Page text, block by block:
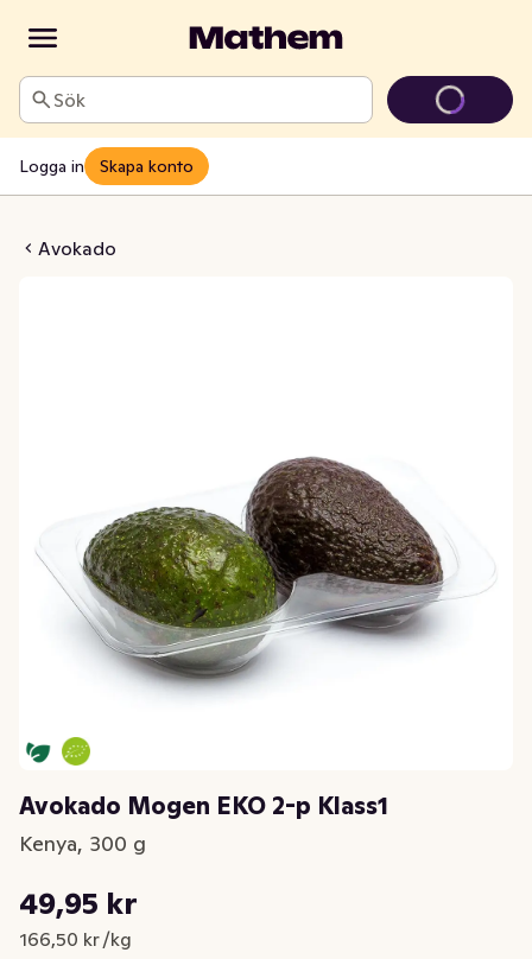
Sök
Logga in Skapa konto
Avokado
EKO 2-p Klass1
Avokado Mogen EKO 2-p Klass1
Kenya, 300 g
Nuvarande pris är: 49,95 kr
49,95 kr
166,50 kr /kg
Styckpris: 166,50 kr /kg